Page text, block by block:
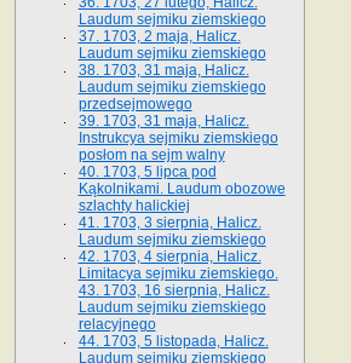
Laudum sejmiku ziemskiego
37. 1703, 2 maja, Halicz.
Laudum sejmiku ziemskiego
38. 1703, 31 maja, Halicz.
Laudum sejmiku ziemskiego
przedsejmowego
39. 1703, 31 maja, Halicz.
Instrukcya sejmiku ziemskiego
posłom na sejm walny
40. 1703, 5 lipca pod
Kąkolnikami. Laudum obozowe
szlachty halickiej
41­. 1703, 3 sierpnia, Halicz.
Laudum sejmiku ziemskiego
42. 1703, 4 sierpnia, Halicz.
Limitacya sejmiku ziemskiego.
43. 1703, 16 sierpnia, Halicz.
Laudum sejmiku ziemskiego
relacyjnego
44. 1703, 5 listopada, Halicz.
Laudum sejmiku ziemskiego